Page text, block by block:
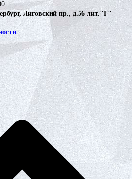
Лиговский пр., д.56 лит."Г"